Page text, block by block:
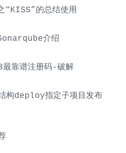
“KISS”的总结使用
介绍
靠谱注册码-破解
构deploy指定子项目发布